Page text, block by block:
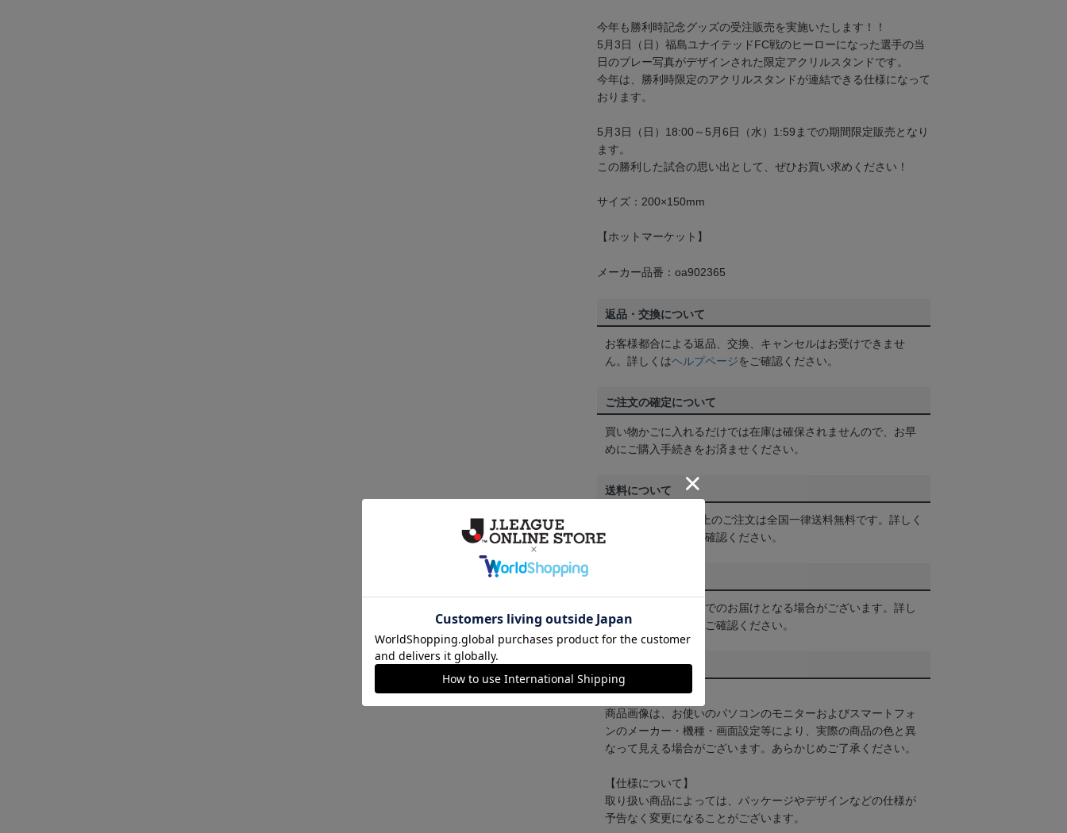
今年も勝利時記念グッズの受注販売を実施いたします！！
5月3日（日）福島ユナイテッドFC戦のヒーローになった選手の当
日のプレー写真がデザインされた限定アクリルスタンドです。
今年は、勝利時限定のアクリルスタンドが連結できる仕様になって
おります。
5月3日（日）18:00～5月6日（水）1:59までの期間限定販売となり
ます。
この勝利した試合の思い出として、ぜひお買い求めください！
サイズ：200×150mm
【ホットマーケット】
メーカー品番：oa902365
返品・交換について
お客様都合による返品、交換、キャンセルはお受けできませ
ん。詳しくはヘルプページをご確認ください。
ご注文の確定について
買い物かごに入れるだけでは在庫は確保されませんので、お早
めにご購入手続きをお済ませください。
送料について
3,980円（税込）以上のご注文は全国一律送料無料です。詳しく
は
をご確認ください。
一部商品はメール便でのお届けとなる場合がございます。詳し
くはヘルプページ をご確認ください。
商品について
【カラーについて】
商品画像は、お使いのパソコンのモニターおよびスマートフォ
ンのメーカー・機種・画面設定等により、実際の商品の色と異
なって見える場合がございます。あらかじめご了承ください。
【仕様について】
取り扱い商品によっては、パッケージやデザインなどの仕様が
予告なく変更になることがございます。